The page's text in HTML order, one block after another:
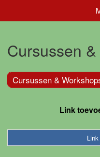
Cursussen
Cursussen &
Link